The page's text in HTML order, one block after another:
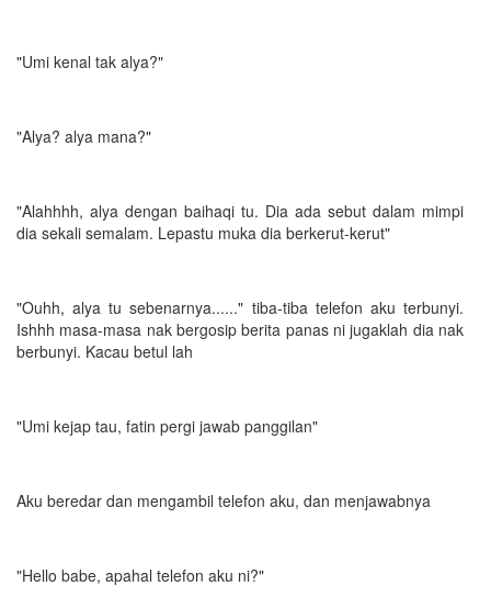
"Umi kenal tak alya?"
"Alya? alya mana?"
"Alahhhh, alya dengan baihaqi tu. Dia ada sebut dalam mimpi
dia sekali semalam. Lepastu muka dia berkerut-kerut"
"Ouhh, alya tu sebenarnya......" tiba-tiba telefon aku terbunyi.
Ishhh masa-masa nak bergosip berita panas ni jugaklah dia nak
berbunyi. Kacau betul lah
"Umi kejap tau, fatin pergi jawab panggilan"
Aku beredar dan mengambil telefon aku, dan menjawabnya
"Hello babe, apahal telefon aku ni?"